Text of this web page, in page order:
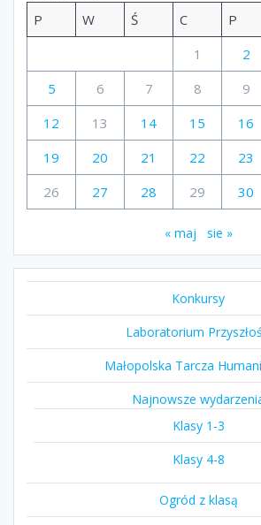
P W Ś C P
1
2
5
6 7 8 9
12
13 14 15 16
19
20 21 22 23
26
27 28 29 30
« maj sie »
Konkursy
Laboratorium
Małopolska Tarcza
Najnowsze
Klasy 1-3
Klasy 4-8
Ogród z klasą